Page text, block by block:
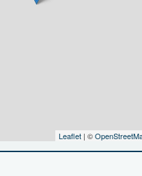
Leaflet| ©